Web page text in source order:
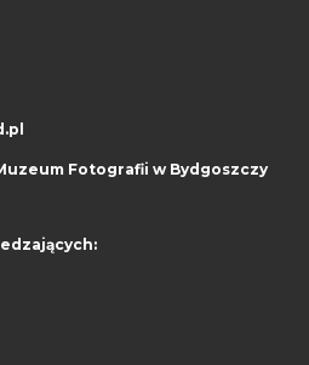
Fotografii w Bydgoszczy